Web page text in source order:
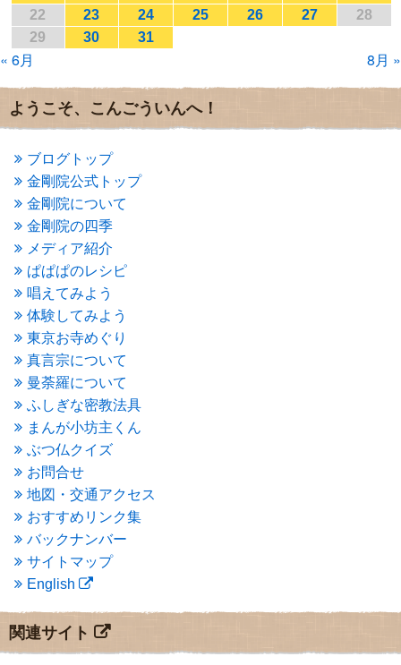
2017年1月(2)
2016年12月(4)
2016年11月(3)
2016年10月
2016年8月
2016年7月
(3)
2016年5月(3)
2016年4月
(4)
2016年3月 (4)
2016年2月 (5)
2016年1月(3)
2015年12月(6)
2015年11月 (4)
2015年10月
(4)
2015年9月(3)
2015年8月(4)
2015年7月(4)
2015年6月(3)
2015年5月(1)
2015年4月(1)
2015年3月 (3)
2015年2月(3)
2015年1月(1)
2014年12月
2014年9月(1)
2014年5月 (1)
2014年4月
2014年1月(1)
2013年11月 (4)
2013年10月
2013年8月
(7)
2013年7月
(7)
22 23 24 25 26 27
28
29
30 31
« 6月 8月 »
ようこそ、こんごういんへ！
ブログトップ
金剛院公式トップ
金剛院について
金剛院の四季
メディア紹介
ぱぱぱのレシピ
唱えてみよう
体験してみよう
東京お寺めぐり
真言宗について
曼荼羅について
ふしぎな密教法具
まんが小坊主くん
ぶつ仏クイズ
お問合せ
地図・交通アクセス
おすすめリンク集
バックナンバー
サイトマップ
English
関連サイト